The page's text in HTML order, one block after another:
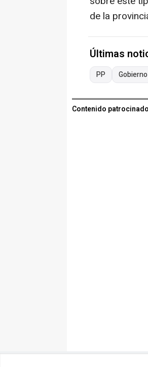
de la
Últimas
PP
Contenido patrocinado